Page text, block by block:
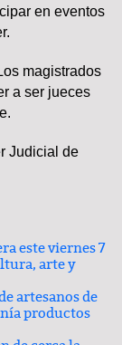
en eventos
magistrados
a ser jueces
Judicial de
este viernes 7
arte y
artesanos de
productos